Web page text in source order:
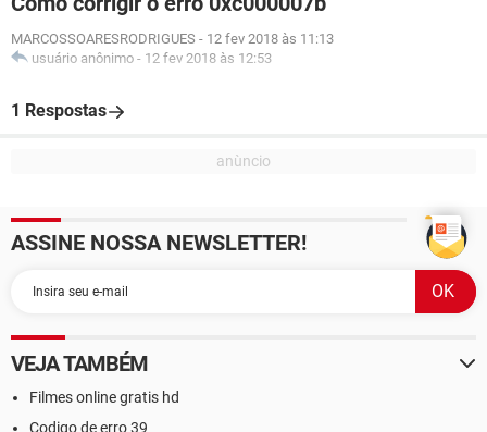
MARCOSSOARESRODRIGUES - 12 fev 2018 às 11:13
usuário anônimo - 12 fev 2018 às 12:53
1 Respostas
ASSINE NOSSA NEWSLETTER!
VEJA TAMBÉM
Filmes online gratis hd
Codigo de erro 39